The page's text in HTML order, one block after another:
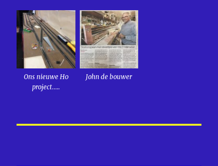
Ons nieuwe H0
project…..
John de bouwer